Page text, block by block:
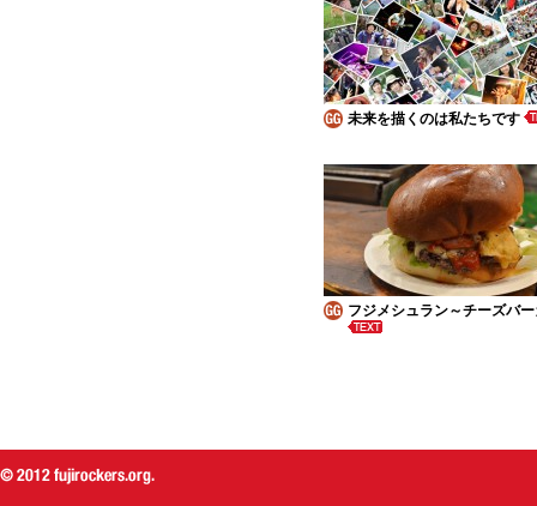
未来を描くのは私たちです
フジメシュラン～チーズバ